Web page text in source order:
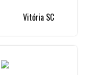
Vitória SC